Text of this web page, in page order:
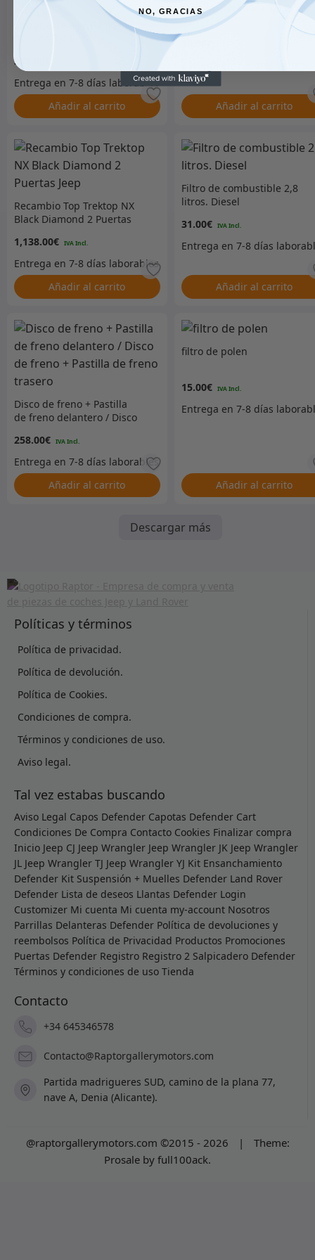
Entrada de aire Banks
588.00
Añadir al carrito
Válvula elevadora 3,8 L.
Añadir al carrito
Recambio Top Trektop NX
Black Diamond 2 Puertas
1,138.00€
Añadir al carrito
Filtro de combustible 2,8
litros. Diesel
31.00€
Añadir al carrito
Disco de freno + Pastilla
de freno delantero / Disco
freno trasero
258.00€
Añadir al carrito
filtro de polen
15.00€
Añadir al carrito
Descargar más
Políticas y términos
Política de privacidad.
Política de devolución.
Política de Cookies.
Condiciones de compra.
Términos y condiciones de uso.
Aviso legal.
Tal vez estabas buscando
Aviso Legal Capos Defender Capotas Defender Cart
Condiciones De Compra Contacto Cookies Finalizar compra
Inicio Jeep CJ Jeep Wrangler Jeep Wrangler JK Jeep Wrangler
JL Jeep Wrangler TJ Jeep Wrangler YJ Kit Ensanchamiento
Defender Kit Suspensión + Muelles Defender Land Rover
Defender Lista de deseos Llantas Defender Login
Customizer Mi cuenta Mi cuenta my-account Nosotros
Parrillas Delanteras Defender Política de devoluciones y
reembolsos Política de Privacidad Productos Promociones
Puertas Defender Registro Registro 2 Salpicadero Defender
Términos y condiciones de uso Tienda
Contacto
+34 645346578
Contacto@Raptorgallerymotors.com
Partida madrigueres SUD, camino de la plana 77,
nave A, Denia (Alicante).
@raptorgallerymotors.com ©2015 - 2026 |
Theme:
Prosale by full100ack.
NO, GRACIAS